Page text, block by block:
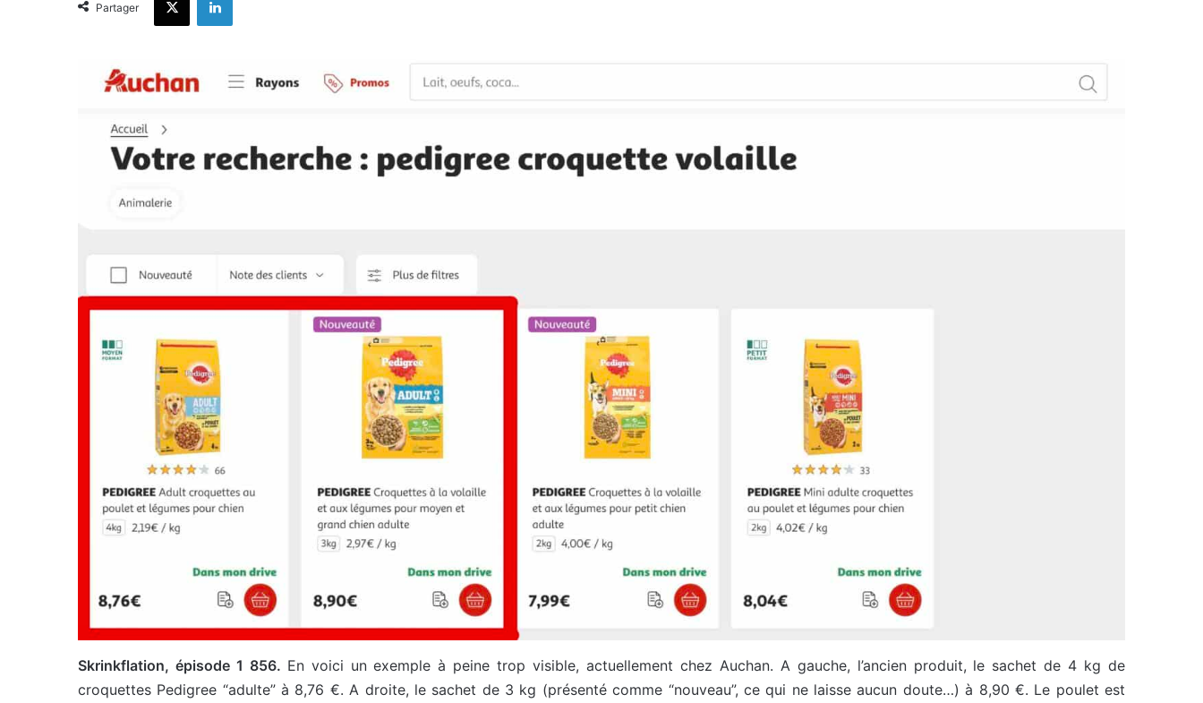
Partager
Skrinkflation, épisode 1 856. En voici un exemple à peine trop visible, actuellement chez Auchan. A gauche, l’ancien produit, le sachet de 4 kg de
croquettes Pedigree “adulte” à 8,76 €. A droite, le sachet de 3 kg (présenté comme “nouveau”, ce qui ne laisse aucun doute…) à 8,90 €. Le poulet est